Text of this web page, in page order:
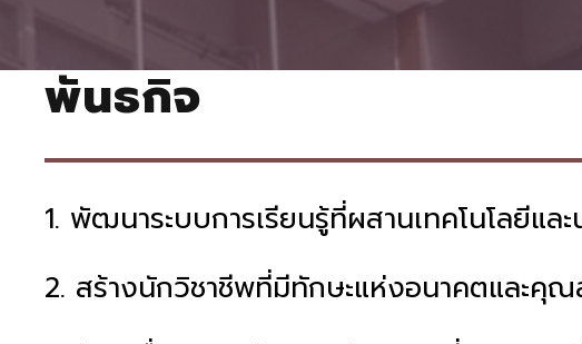
พันธกิจ
1. พัฒนาระบบการเรียนรู้ที่ผสานเทคโนโลยีแล
2. สร้างนักวิชาชีพที่มีทักษะแห่งอนาคตและ